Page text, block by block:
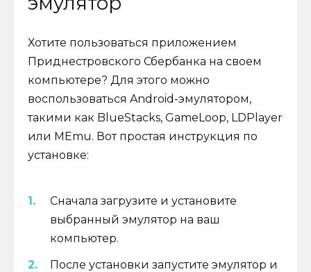
Хотите пользоваться приложением
Приднестровского Сбербанка на своем
компьютере? Для этого можно
воспользоваться Android-эмулятором,
такими как BlueStacks, GameLoop, LDPlayer
или MEmu. Вот простая инструкция по
установке:
Сначала загрузите и установите
выбранный эмулятор на ваш
компьютер.
После установки запустите эмулятор и